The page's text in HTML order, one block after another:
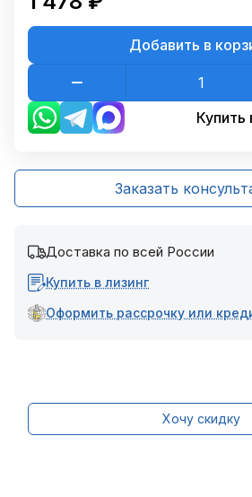
Добавить в
Купить
Заказать
Доставка по всей России
Купить в лизинг
Оформить рассрочку или
Хочу скидку